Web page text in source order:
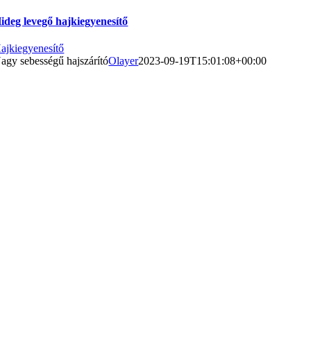
levegő hajkiegyenesítő
sebességű hajszárítóOlayer2023-09-19T15:01:08+00:00